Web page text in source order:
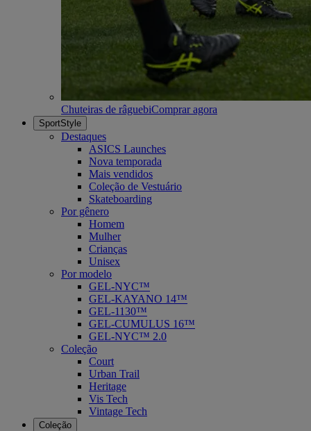
Chuteiras de râguebiComprar agora
SportStyle
Destaques
ASICS Launches
Nova temporada
Mais vendidos
Coleção de Vestuário
Skateboarding
Por gênero
Homem
Mulher
Crianças
Unisex
Por modelo
GEL-NYC™
GEL-KAYANO 14™
GEL-1130™
GEL-CUMULUS 16™
GEL-NYC™ 2.0
Coleção
Court
Urban Trail
Heritage
Vis Tech
Vintage Tech
Coleção